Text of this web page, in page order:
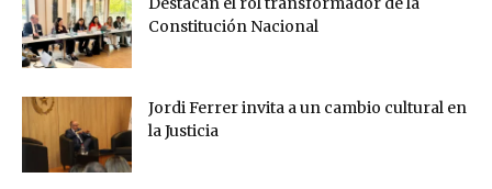
Constitución Nacional
Jordi Ferrer invita a un cambio cultural en
la Justicia